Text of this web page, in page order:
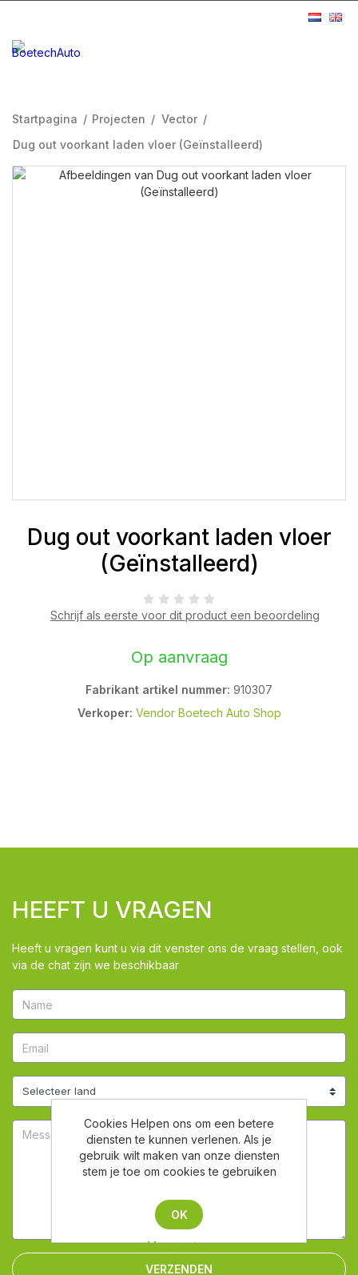
Startpagina / Projecten / Vector /
Dug out voorkant laden vloer (Geïnstalleerd)
Dug out voorkant laden vloer
(Geïnstalleerd)
Schrijf als eerste voor dit product een beoordeling
Op aanvraag
Fabrikant artikel nummer: 910307
Verkoper: Vendor Boetech Auto Shop
HEEFT U VRAGEN
Heeft u vragen kunt u via dit venster ons de vraag stellen, ook
via de chat zijn we beschikbaar
VERZENDEN
Cookies Helpen ons om een betere
diensten te kunnen verlenen. Als je
gebruik wilt maken van onze diensten
stem je toe om cookies te gebruiken
OK
Meer weten